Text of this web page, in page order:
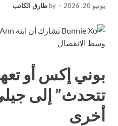
يونيو 20, 2026 -
by طارق الكاتب
بوني إكس أو
تتحدث” إلى
أخرى